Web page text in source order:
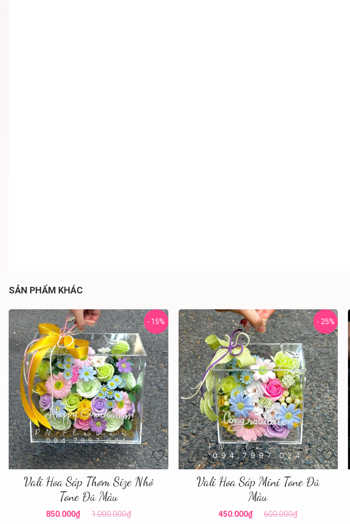
SẢN PHẨM KHÁC
- 15%
Vali Hoa Sáp Thơm Size Nhỏ
Tone Đủ Màu
850.000₫ 1.000.000₫
- 25%
Vali Hoa Sáp Mini Tone Đủ
Màu
450.000₫ 600.000₫